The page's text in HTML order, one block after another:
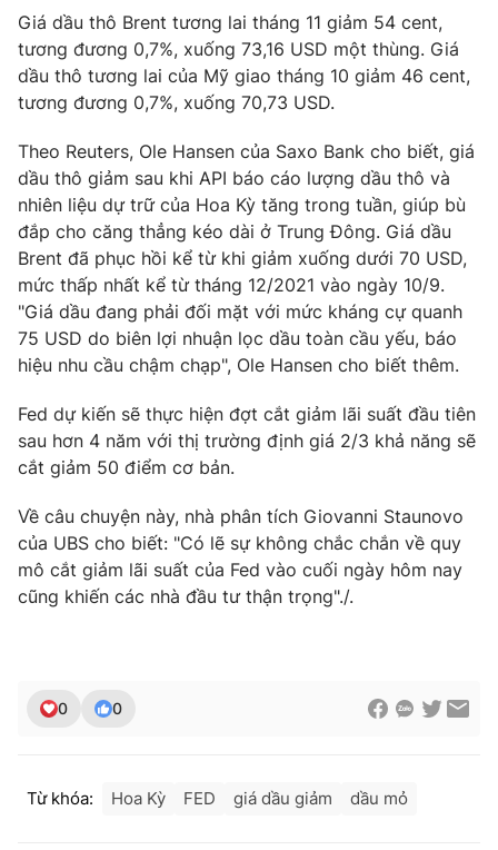
Giải sao mai
Sao
Làm đẹp
Chất lượng cuộc sống
Tuyển sinh
Học trực tuyến
Công nghệ
Hitech Công nghệ tương lai
Sản phẩm
Thị trường
Tư vấn
Lịch phát sóng
Chuyên mục khác
Emagazine Podcast
Video Shorts video
VTV Money VTV Thể thao
VTV Sức khoẻ Bất động sản
VTV4 Vươn mình bằng AI
Giá dầu thô Brent tương lai tháng 11 giảm 54 cent,
tương đương 0,7%, xuống 73,16 USD một thùng. Giá
dầu thô tương lai của Mỹ giao tháng 10 giảm 46 cent,
tương đương 0,7%, xuống 70,73 USD.
Theo Reuters, Ole Hansen của Saxo Bank cho biết, giá
dầu thô giảm sau khi API báo cáo lượng dầu thô và
nhiên liệu dự trữ của Hoa Kỳ tăng trong tuần, giúp bù
đắp cho căng thẳng kéo dài ở Trung Đông. Giá dầu
Brent đã phục hồi kể từ khi giảm xuống dưới 70 USD,
mức thấp nhất kể từ tháng 12/2021 vào ngày 10/9.
"Giá dầu đang phải đối mặt với mức kháng cự quanh
75 USD do biên lợi nhuận lọc dầu toàn cầu yếu, báo
hiệu nhu cầu chậm chạp", Ole Hansen cho biết thêm.
Fed dự kiến ​​sẽ thực hiện đợt cắt giảm lãi suất đầu tiên
sau hơn 4 năm với thị trường định giá 2/3 khả năng sẽ
cắt giảm 50 điểm cơ bản.
Về câu chuyện này, nhà phân tích Giovanni Staunovo
của UBS cho biết: "Có lẽ sự không chắc chắn về quy
mô cắt giảm lãi suất của Fed vào cuối ngày hôm nay
cũng khiến các nhà đầu tư thận trọng"./.
0 0
Từ khóa: Hoa Kỳ FED giá dầu giảm dầu mỏ